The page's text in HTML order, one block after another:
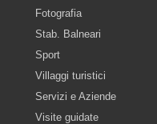
Fotografia
Stab. Balneari
Sport
Villaggi turistici
Servizi e Aziende
Visite guidate